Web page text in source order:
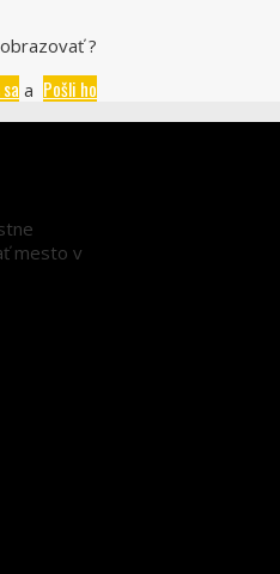
?
a Pošli ho
mesto v